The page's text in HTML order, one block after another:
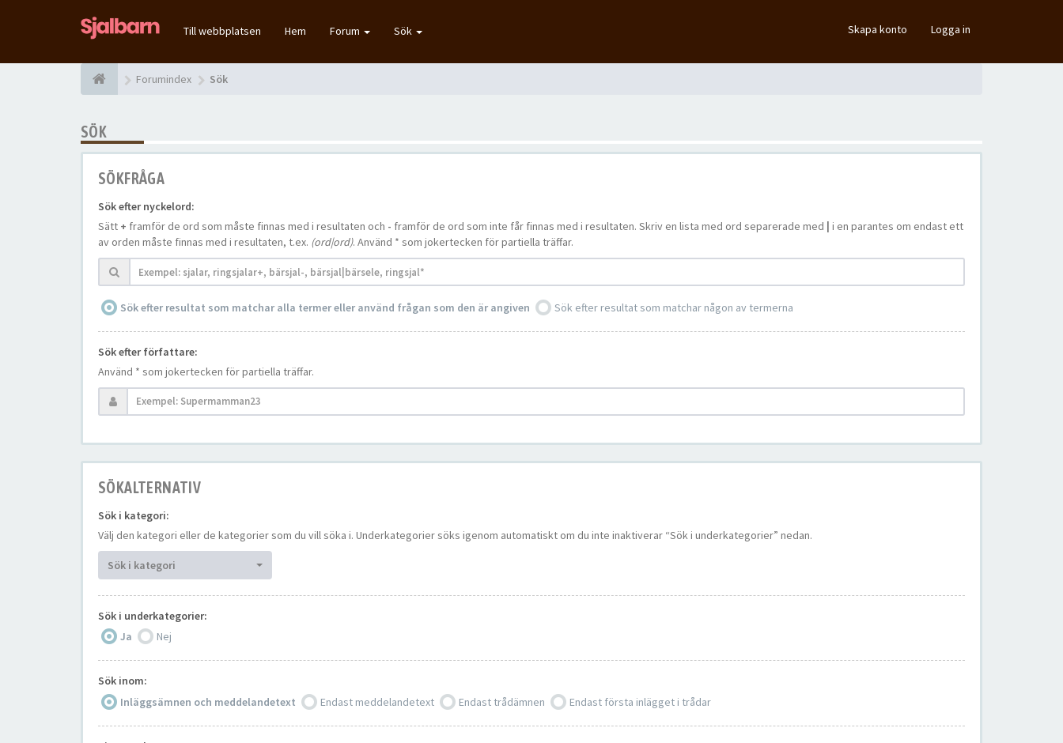
Till webbplatsen Hem Forum Sök Skapa konto Logga in
Forumindex Sök
SÖK
SÖKFRÅGA
Sök efter nyckelord:
Sätt + framför de ord som måste finnas med i resultaten och - framför de ord som inte får finnas med i resultaten. Skriv en lista med ord separerade med | i en parantes om endast ett
av orden måste finnas med i resultaten, t.ex. (ord|ord). Använd * som jokertecken för partiella träffar.
Sök efter resultat som matchar alla termer eller använd frågan som den är angiven Sök efter resultat som matchar någon av termerna
Sök efter författare:
Använd * som jokertecken för partiella träffar.
SÖKALTERNATIV
Sök i kategori:
Välj den kategori eller de kategorier som du vill söka i. Underkategorier söks igenom automatiskt om du inte inaktiverar “Sök i underkategorier” nedan.
Sök i kategori
Sök i underkategorier:
Ja
Nej
Sök inom:
Inläggsämnen och meddelandetext
Endast meddelandetext Endast trådämnen Endast första inlägget i trådar